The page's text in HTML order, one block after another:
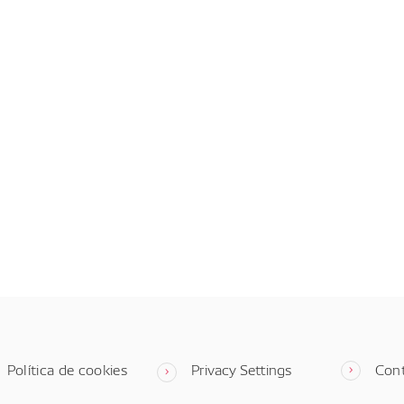
Política de cookies Privacy Settings